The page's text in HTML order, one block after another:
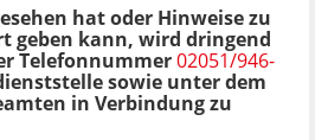
hat oder Hinweise zu
geben kann, wird dringend
Telefonnummer02051/946-
sowie unter dem
in Verbindung zu